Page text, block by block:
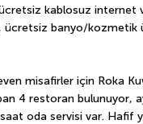
kablosuz internet
ücretsiz banyo/kozmetik
misafirler için Roka
4 restoran bulunuyor,
oda servisi var. Hafif